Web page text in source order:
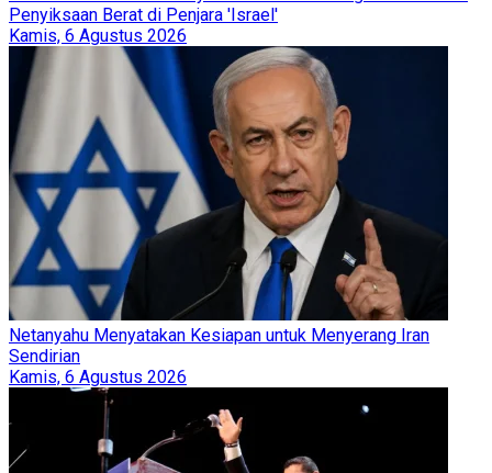
Penyiksaan Berat di Penjara 'Israel'
Kamis, 6 Agustus 2026
Netanyahu Menyatakan Kesiapan untuk Menyerang Iran
Sendirian
Kamis, 6 Agustus 2026